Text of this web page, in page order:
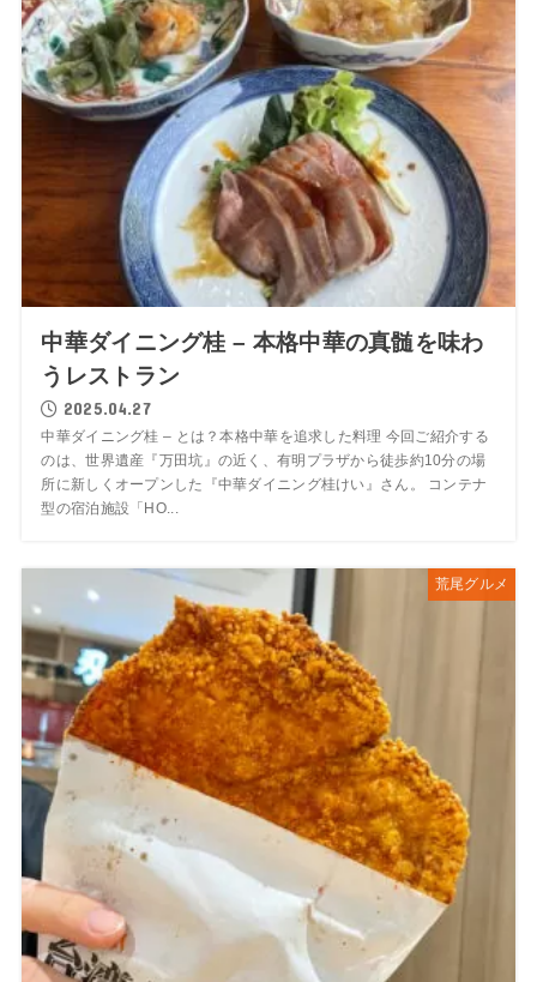
中華ダイニング桂 – 本格中華の真髄を味わ
うレストラン
2025.04.27
中華ダイニング桂 – とは？本格中華を追求した料理 今回ご紹介する
のは、世界遺産『万田坑』の近く、有明プラザから徒歩約10分の場
所に新しくオープンした『中華ダイニング桂けい』さん。 コンテナ
型の宿泊施設「HO...
荒尾グルメ